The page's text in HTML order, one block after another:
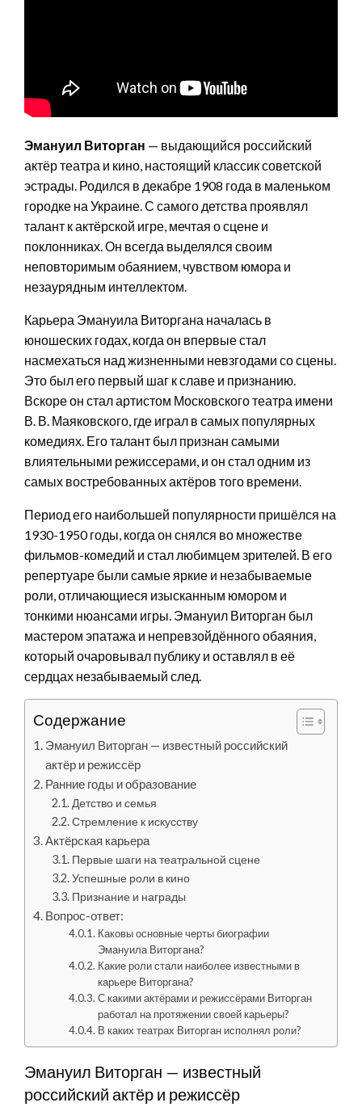
Эмануил Виторган — выдающийся российский
актёр театра и кино, настоящий классик советской
эстрады. Родился в декабре 1908 года в маленьком
городке на Украине. С самого детства проявлял
талант к актёрской игре, мечтая о сцене и
поклонниках. Он всегда выделялся своим
неповторимым обаянием, чувством юмора и
незаурядным интеллектом.
Карьера Эмануила Виторгана началась в
юношеских годах, когда он впервые стал
насмехаться над жизненными невзгодами со сцены.
Это был его первый шаг к славе и признанию.
Вскоре он стал артистом Московского театра имени
В. В. Маяковского, где играл в самых популярных
комедиях. Его талант был признан самыми
влиятельными режиссерами, и он стал одним из
самых востребованных актёров того времени.
Период его наибольшей популярности пришёлся на
1930-1950 годы, когда он снялся во множестве
фильмов-комедий и стал любимцем зрителей. В его
репертуаре были самые яркие и незабываемые
роли, отличающиеся изысканным юмором и
тонкими нюансами игры. Эмануил Виторган был
мастером эпатажа и непревзойдённого обаяния,
который очаровывал публику и оставлял в её
сердцах незабываемый след.
Содержание
Эмануил Виторган — известный российский
актёр и режиссёр
Ранние годы и образование
Детство и семья
Стремление к искусству
Актёрская карьера
Первые шаги на театральной сцене
Успешные роли в кино
Признание и награды
Вопрос-ответ:
Каковы основные черты биографии
Эмануила Виторгана?
Какие роли стали наиболее известными в
карьере Виторгана?
С какими актёрами и режиссёрами Виторган
работал на протяжении своей карьеры?
В каких театрах Виторган исполнял роли?
Эмануил Виторган — известный
российский актёр и режиссёр